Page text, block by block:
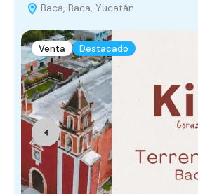
Baca, Baca, Yucatán
Venta Destacado